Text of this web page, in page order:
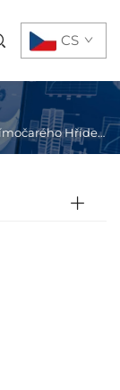
CS
Hřídele